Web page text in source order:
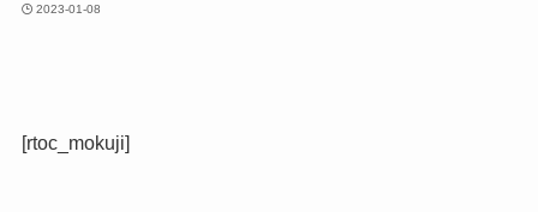
2023-01-08
[rtoc_mokuji]